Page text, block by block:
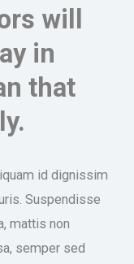
will
in
that
id dignissim
Suspendisse
mattis non
semper sed